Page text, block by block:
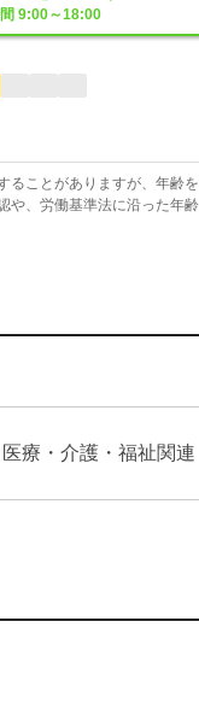
9:00～18:00
ることがありますが、年齢
、労働基準法に沿った年
医療・介護・福祉関連